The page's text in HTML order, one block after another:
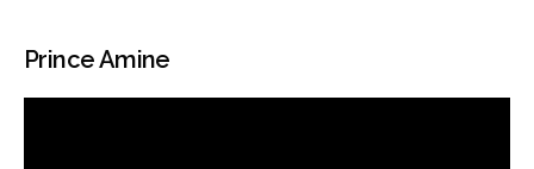
Prince Amine